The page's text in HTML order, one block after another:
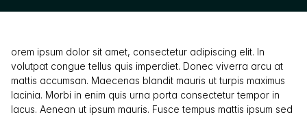
orem ipsum dolor sit amet, consectetur adipiscing elit. In
volutpat congue tellus quis imperdiet. Donec viverra arcu at
mattis accumsan. Maecenas blandit mauris ut turpis maximus
lacinia. Morbi in enim quis urna porta consectetur tempor in
lacus. Aenean ut ipsum mauris. Fusce tempus mattis ipsum sed